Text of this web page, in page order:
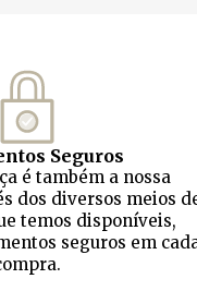
Seguros
é também a nossa
dos diversos meios
temos disponíveis,
seguros em